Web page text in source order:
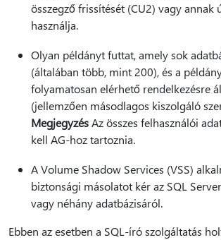
összegző frissítését (CU2) vagy annak
használja.
Olyan példányt futtat, amely sok
(általában több, mint 200), és a
folyamatosan elérhető rendelkezésre
(jellemzően másodlagos kiszolgáló
MegjegyzésAz összes felhasználói
kell AG-hoz tartoznia.
A Volume Shadow Services (VSS)
biztonsági másolatot kér az SQL
vagy néhány adatbázisáról.
Ebben az esetben a SQL-író szolgáltatás